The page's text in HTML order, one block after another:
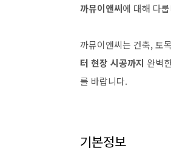
까뮤이앤씨에 대해 다
까뮤이앤씨는 건축, 토
터 현장 시공까지 완벽
를 바랍니다.
기본정보